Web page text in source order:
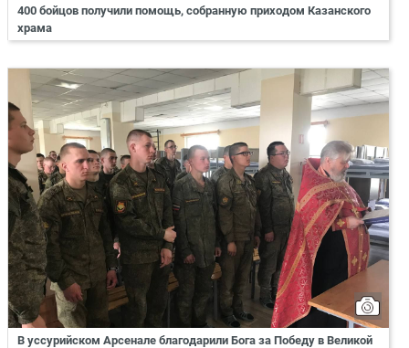
400 бойцов получили помощь, собранную приходом Казанского
храма
В уссурийском Арсенале благодарили Бога за Победу в Великой